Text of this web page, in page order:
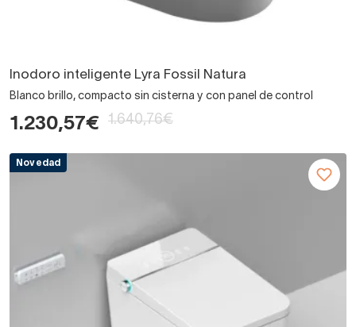
Inodoro inteligente Lyra Fossil Natura
Blanco brillo, compacto sin cisterna y con panel de control
1.230,57€ 1.640,76€
Novedad